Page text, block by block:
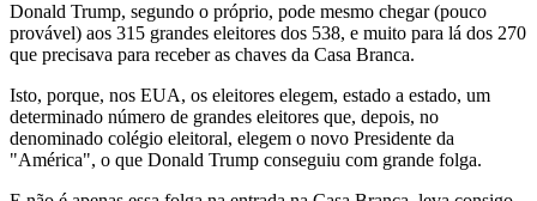
Donald Trump, segundo o próprio, pode mesmo chegar (pouco
provável) aos 315 grandes eleitores dos 538, e muito para lá dos 270
que precisava para receber as chaves da Casa Branca.
Isto, porque, nos EUA, os eleitores elegem, estado a estado, um
determinado número de grandes eleitores que, depois, no
denominado colégio eleitoral, elegem o novo Presidente da
"América", o que Donald Trump conseguiu com grande folga.